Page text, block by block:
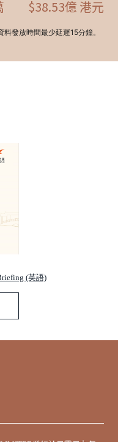
(英語)